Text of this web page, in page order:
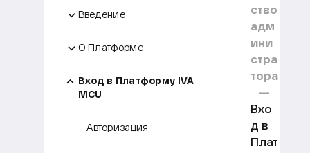
Введение
О Платформе
Вход в Платформу IVA
MCU
Авторизация
ство
адм
ини
стра
тора
Вхо
д в
Плат